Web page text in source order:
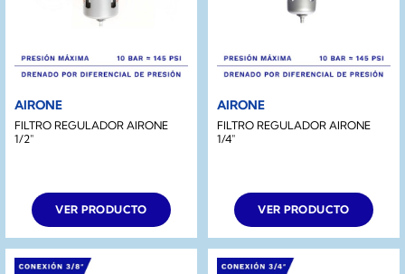
AIRONE
FILTRO REGULADOR AIRONE
1/2″
VER PRODUCTO
AIRONE
FILTRO REGULADOR AIRONE
1/4″
VER PRODUCTO